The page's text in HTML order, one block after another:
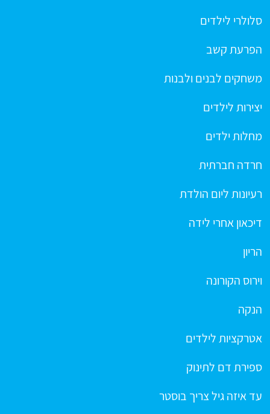
סלולרי לילדים
הפרעת קשב
משחקים לבנים ולבנות
יצירות לילדים
מחלות ילדים
חרדה חברתית
רעיונות ליום הולדת
דיכאון אחרי לידה
הריון
וירוס הקורונה
הנקה
אטרקציות לילדים
ספירת דם לתינוק
עד איזה גיל צריך בוסטר